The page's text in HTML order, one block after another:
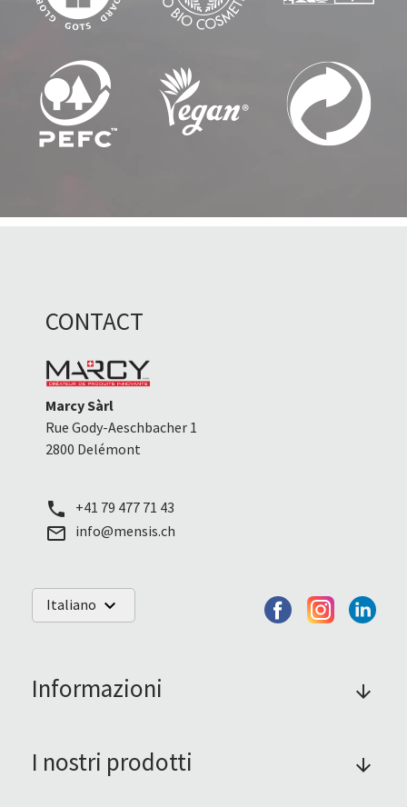
CONTACT
Marcy Sàrl
Rue Gody-Aeschbacher 1
2800 Delémont
call +41 79 477 71 43
mail_outline info@mensis.ch
Italiano keyboard_arrow_down
Informazioni arrow_forward
I nostri prodotti arrow_forward